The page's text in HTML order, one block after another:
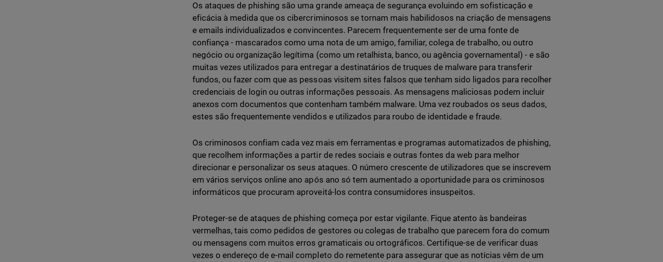
Os ataques de phishing são uma grande ameaça de segurança evoluindo em sofisticação e
eficácia à medida que os cibercriminosos se tornam mais habilidosos na criação de mensagens
e emails individualizados e convincentes. Parecem frequentemente ser de uma fonte de
confiança - mascarados como uma nota de um amigo, familiar, colega de trabalho, ou outro
negócio ou organização legítima (como um retalhista, banco, ou agência governamental) - e são
muitas vezes utilizados para entregar a destinatários de truques de malware para transferir
fundos, ou fazer com que as pessoas visitem sites falsos que tenham sido ligados para recolher
credenciais de login ou outras informações pessoais. As mensagens maliciosas podem incluir
anexos com documentos que contenham também malware. Uma vez roubados os seus dados,
estes são frequentemente vendidos e utilizados para roubo de identidade e fraude.
Os criminosos confiam cada vez mais em ferramentas e programas automatizados de phishing,
que recolhem informações a partir de redes sociais e outras fontes da web para melhor
direcionar e personalizar os seus ataques. O número crescente de utilizadores que se inscrevem
em vários serviços online ano após ano só tem aumentado a oportunidade para os criminosos
informáticos que procuram aproveitá-los contra consumidores insuspeitos.
Proteger-se de ataques de phishing começa por estar vigilante. Fique atento às bandeiras
vermelhas, tais como pedidos de gestores ou colegas de trabalho que parecem fora do comum
ou mensagens com muitos erros gramaticais ou ortográficos. Certifique-se de verificar duas
vezes o endereço de e-mail completo do remetente para assegurar que as notícias vêm de um